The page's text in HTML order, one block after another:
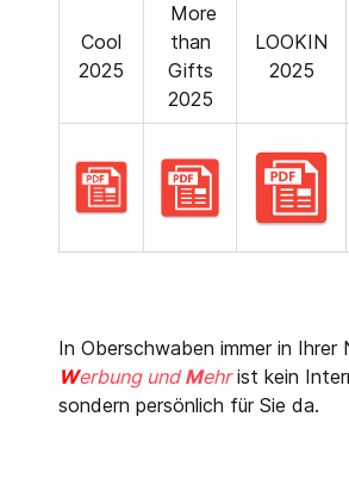
Cool
2025
More
than
Gifts
2025
LOOKIN
2025
In Oberschwaben immer in Ihrer
Werbung undMehrist kein
sondern persönlich für Sie da.